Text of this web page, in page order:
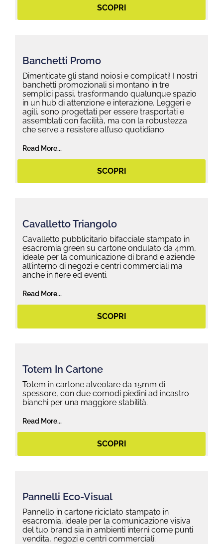
SCOPRI
Banchetti Promo
Dimenticate gli stand noiosi e complicati! I nostri
banchetti promozionali si montano in tre
semplici passi, trasformando qualunque spazio
in un hub di attenzione e interazione. Leggeri e
agili, sono progettati per essere trasportati e
assemblati con facilità, ma con la robustezza
che serve a resistere all’uso quotidiano.
Read More...
SCOPRI
Cavalletto Triangolo
Cavalletto pubblicitario bifacciale stampato in
esacromia green su cartone ondulato da 4mm,
ideale per la comunicazione di brand e aziende
all’interno di negozi e centri commerciali ma
anche in fiere ed eventi.
Read More...
SCOPRI
Totem In Cartone
Totem in cartone alveolare da 15mm di
spessore, con due comodi piedini ad incastro
bianchi per una maggiore stabilità.
Read More...
SCOPRI
Pannelli Eco-Visual
Pannello in cartone riciclato stampato in
esacromia, ideale per la comunicazione visiva
del tuo brand sia in ambienti interni come punti
vendita, negozi e centri commerciali.